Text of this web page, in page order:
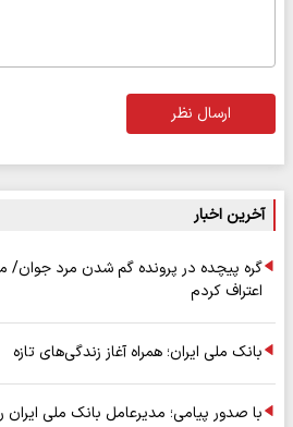
ارسال نظر
آخرین اخبار
گره پیچده در پرونده گم شدن مرد جوان/
اعتراف کردم
بانک ملی ایران؛ همراه آغاز زندگی‌های تازه
با صدور پیامی؛ مدیرعامل بانک ملی ایران